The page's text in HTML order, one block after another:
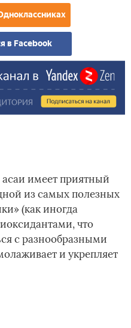
в Facebook
имеет приятный
из самых полезных
(как иногда
что
с разнообразными
и укрепляет